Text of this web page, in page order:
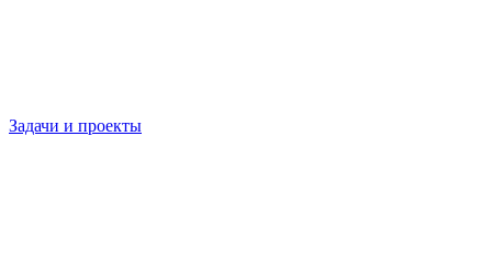
Задачи и проекты